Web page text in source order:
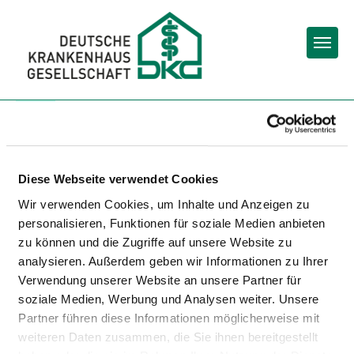
Diese Webseite verwendet Cookies
Wir verwenden Cookies, um Inhalte und Anzeigen zu
personalisieren, Funktionen für soziale Medien anbieten
zu können und die Zugriffe auf unsere Website zu
analysieren. Außerdem geben wir Informationen zu Ihrer
Verwendung unserer Website an unsere Partner für
soziale Medien, Werbung und Analysen weiter. Unsere
Partner führen diese Informationen möglicherweise mit
weiteren Daten zusammen, die Sie ihnen bereitgestellt
HERZ-ZENTRUM BODENSEE
Relevant to this: